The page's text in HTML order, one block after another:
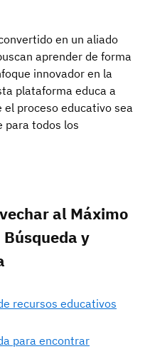
en un aliado
aprender de forma
innovador en la
plataforma educa a
proceso educativo sea
para todos los
al Máximo
y
recursos educativos
para encontrar